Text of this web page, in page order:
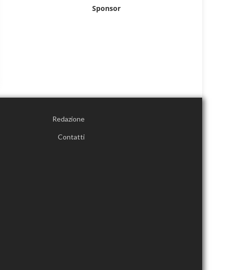
Sponsor
Redazione
Contatti